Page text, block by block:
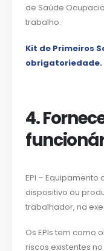
de Saúde
trabalho.
Kit de Primeiros
obrigatoriedade.
4.
EPI –
dispositivo ou
trabalhador, na
Os EPIs tem
riscos existentes